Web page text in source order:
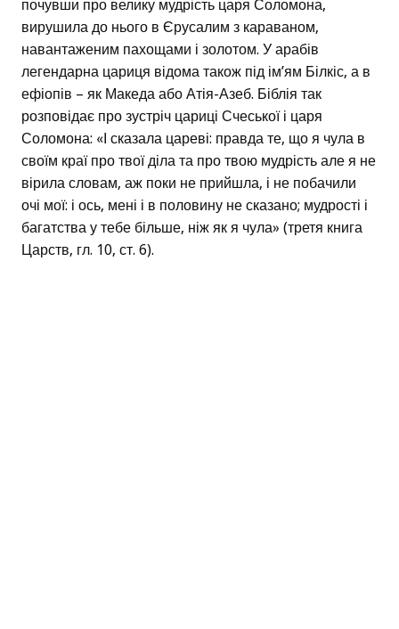
почувши про велику мудрість царя Соломона,
вирушила до нього в Єрусалим з караваном,
навантаженим пахощами і золотом. У арабів
легендарна цариця відома також під ім’ям Білкіс, а в
ефіопів – як Македа або Атія-Азеб. Біблія так
розповідає про зустріч цариці Счеської і царя
Соломона: «І сказала цареві: правда те, що я чула в
своїм краї про твої діла та про твою мудрість але я не
вірила словам, аж поки не прийшла, і не побачили
очі мої: і ось, мені і в половину не сказано; мудрості і
багатства у тебе більше, ніж як я чула» (третя книга
Царств, гл. 10, ст. 6).